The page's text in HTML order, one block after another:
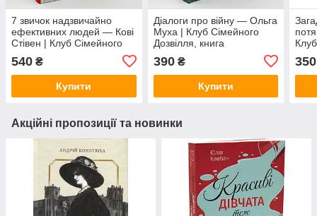
7 звичок надзвичайно
ефективних людей — Кові
Стівен | Клуб Сімейного
українською, нова
540 ₴
Купити
Діалоги про війну — Ольга
Муха | Клуб Сімейного
Дозвілля, книга
українською, нова, тверда
390₴
Купити
350
Акційні пропозиції та новинки